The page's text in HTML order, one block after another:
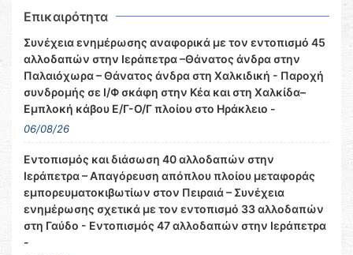
Επικαιρότητα
Συνέχεια ενημέρωσης αναφορικά με τον εντοπισμό 45
αλλοδαπών στην Ιεράπετρα –Θάνατος άνδρα στην
Παλαιόχωρα – Θάνατος άνδρα στη Χαλκιδική - Παροχή
συνδρομής σε Ι/Φ σκάφη στην Κέα και στη Χαλκίδα–
Εμπλοκή κάβου Ε/Γ-Ο/Γ πλοίου στο Ηράκλειο -
06/08/26
Εντοπισμός και διάσωση 40 αλλοδαπών στην
Ιεράπετρα – Απαγόρευση απόπλου πλοίου μεταφοράς
εμπορευματοκιβωτίων στον Πειραιά – Συνέχεια
ενημέρωσης σχετικά με τον εντοπισμό 33 αλλοδαπών
στη Γαύδο - Εντοπισμός 47 αλλοδαπών στην Ιεράπετρα
-